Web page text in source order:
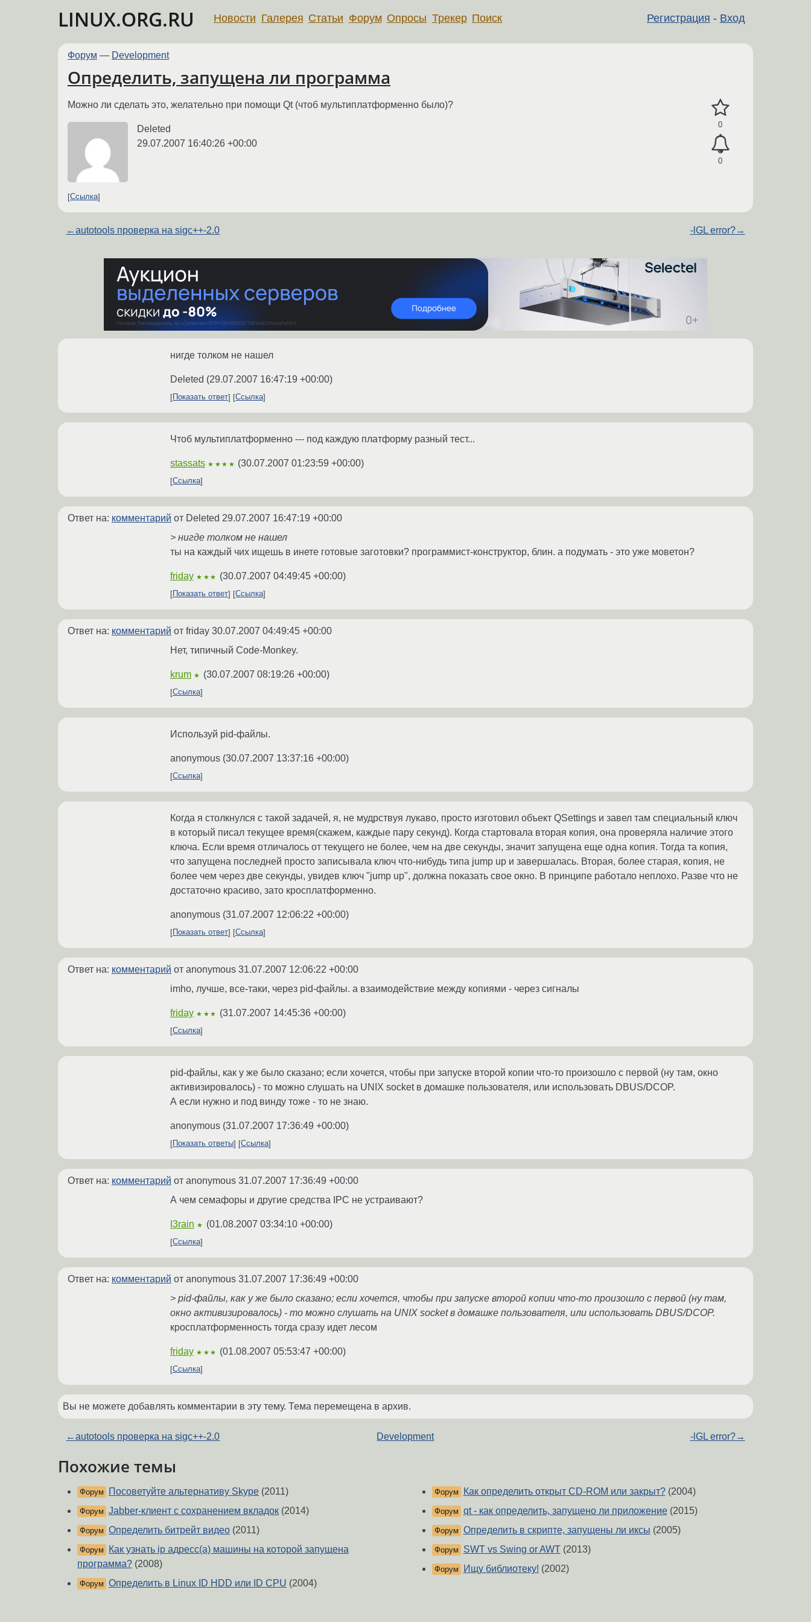
LINUX.ORG.RU Регистрация - Вход
Новости Галерея Статьи Форум Опросы Трекер Поиск
Форум — Development
Определить, запущена ли программа
0
0
Можно ли сделать это, желательно при помощи Qt (чтоб мультиплатформенно было)?
Deleted
29.07.2007 16:40:26 +00:00
Ссылка
←autotools проверка на sigc++-2.0 -lGL error?→
нигде толком не нашел
Deleted (29.07.2007 16:47:19 +00:00)
Показать ответ Ссылка
Чтоб мультиплатформенно --- под каждую платформу разный тест...
stassats ★★★★ (30.07.2007 01:23:59 +00:00)
Ссылка
Ответ на: комментарий от Deleted 29.07.2007 16:47:19 +00:00
> нигде толком не нашел
ты на каждый чих ищешь в инете готовые заготовки? программист-конструктор, блин. а подумать - это уже моветон?
friday ★★★ (30.07.2007 04:49:45 +00:00)
Показать ответ Ссылка
Ответ на: комментарий от friday 30.07.2007 04:49:45 +00:00
Нет, типичный Code-Monkey.
krum ★ (30.07.2007 08:19:26 +00:00)
Ссылка
Используй pid-файлы.
anonymous (30.07.2007 13:37:16 +00:00)
Ссылка
Когда я столкнулся с такой задачей, я, не мудрствуя лукаво, просто изготовил объект QSettings и завел там специальный ключ
в который писал текущее время(скажем, каждые пару секунд). Когда стартовала вторая копия, она проверяла наличие этого
ключа. Если время отличалось от текущего не более, чем на две секунды, значит запущена еще одна копия. Тогда та копия,
что запущена последней просто записывала ключ что-нибудь типа jump up и завершалась. Вторая, более старая, копия, не
более чем через две секунды, увидев ключ "jump up", должна показать свое окно. В принципе работало неплохо. Разве что не
достаточно красиво, зато кросплатформенно.
anonymous (31.07.2007 12:06:22 +00:00)
Показать ответ Ссылка
Ответ на: комментарий от anonymous 31.07.2007 12:06:22 +00:00
imho, лучше, все-таки, через pid-файлы. а взаимодействие между копиями - через сигналы
friday ★★★ (31.07.2007 14:45:36 +00:00)
Ссылка
pid-файлы, как у же было сказано; если хочется, чтобы при запуске второй копии что-то произошло с первой (ну там, окно
активизировалось) - то можно слушать на UNIX socket в домашке пользователя, или использовать DBUS/DCOP.
А если нужно и под винду тоже - то не знаю.
anonymous (31.07.2007 17:36:49 +00:00)
Показать ответы Ссылка
Ответ на: комментарий от anonymous 31.07.2007 17:36:49 +00:00
А чем семафоры и другие средства IPC не устраивают?
I3rain ★ (01.08.2007 03:34:10 +00:00)
Ссылка
Ответ на: комментарий от anonymous 31.07.2007 17:36:49 +00:00
> pid-файлы, как у же было сказано; если хочется, чтобы при запуске второй копии что-то произошло с первой (ну там,
окно активизировалось) - то можно слушать на UNIX socket в домашке пользователя, или использовать DBUS/DCOP.
кросплатформенность тогда сразу идет лесом
friday ★★★ (01.08.2007 05:53:47 +00:00)
Ссылка
Вы не можете добавлять комментарии в эту тему. Тема перемещена в архив.
←autotools проверка на sigc++-2.0 Development -lGL error?→
Похожие темы
Форум Посоветуйте альтернативу Skype (2011)
Форум Jabber-клиент с сохранением вкладок (2014)
Форум Определить битрейт видео (2011)
Форум
Как узнать ip адресс(а) машины на которой запущена
программа? (2008)
Форум Определить в Linux ID HDD или ID CPU (2004)
Форум Как определить открыт CD-ROM или закрыт?(2004)
Форум qt - как определить, запущено ли приложение(2015)
Форум Определить в скрипте, запущены ли иксы (2005)
Форум SWT vs Swing or AWT (2013)
Форум Ищу библиотеку! (2002)